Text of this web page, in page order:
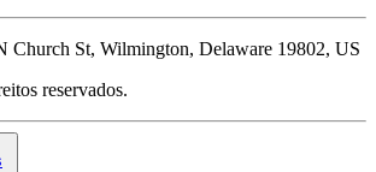
Church St, Wilmington, Delaware 19802, US
reservados.